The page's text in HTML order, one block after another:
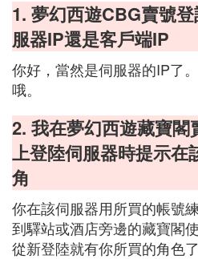
1. 夢幻西遊CBG賣號
服器IP還是客戶端IP
你好，當然是伺服器的IP了
哦。
2. 我在夢幻西遊藏寶
上登陸伺服器時提示在
角
你在該伺服器用所買的帳號
到驛站或酒店旁邊的藏寶閣
從新登陸就有你所買的角色了